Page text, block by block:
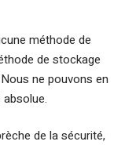
méthode de
de stockage
ne pouvons en
de la sécurité,